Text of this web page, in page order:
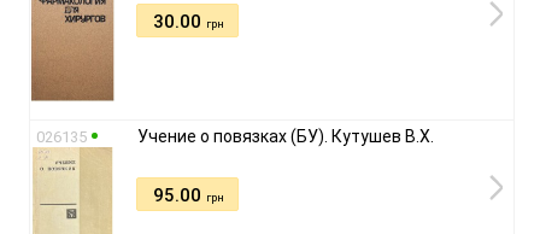
30.00 грн
026135 Учение о повязках (БУ). Кутушев В.Х.
95.00 грн